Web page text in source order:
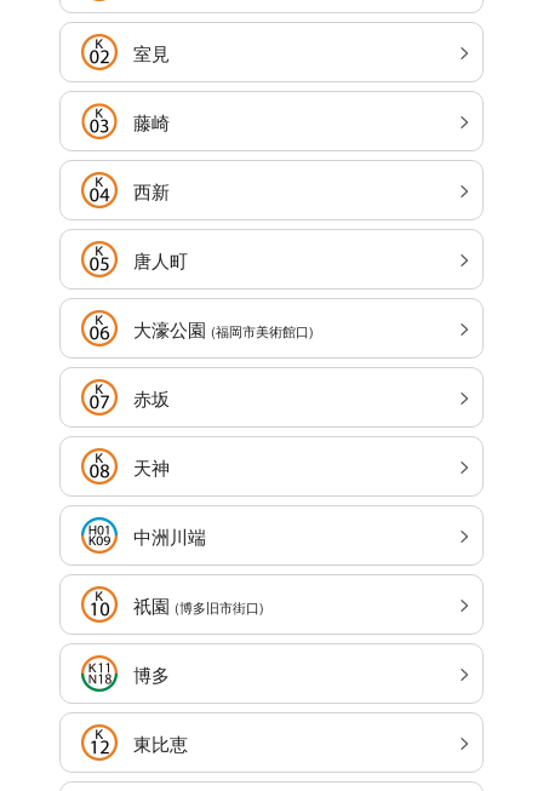
室見
藤崎
西新
唐人町
大濠公園 (福岡市美術館口)
赤坂
天神
中洲川端
祇園 (博多旧市街口)
博多
東比恵